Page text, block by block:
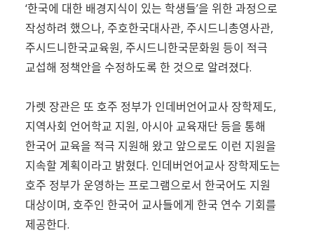
‘한국에 대한 배경지식이 있는 학생들’을 위한 과정으로
작성하려 했으나, 주호한국대사관, 주시드니총영사관,
주시드니한국교육원, 주시드니한국문화원 등이 적극
교섭해 정책안을 수정하도록 한 것으로 알려졌다.
가렛 장관은 또 호주 정부가 인데버언어교사 장학제도,
지역사회 언어학교 지원, 아시아 교육재단 등을 통해
한국어 교육을 적극 지원해 왔고 앞으로도 이런 지원을
지속할 계획이라고 밝혔다. 인데버언어교사 장학제도는
호주 정부가 운영하는 프로그램으로서 한국어도 지원
대상이며, 호주인 한국어 교사들에게 한국 연수 기회를
제공한다.